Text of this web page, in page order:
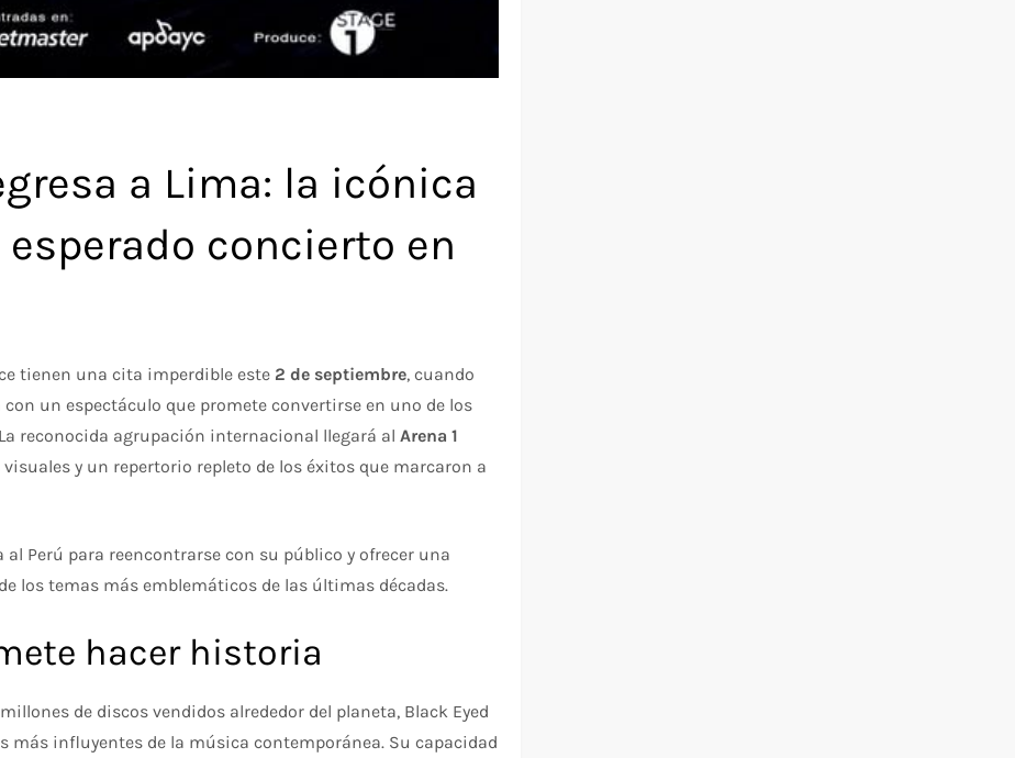
a Lima: la icónica
concierto en
tienen una cita imperdible este 2 de septiembre, cuando
un espectáculo que promete convertirse en uno de los
reconocida agrupación internacional llegará alArena 1
y un repertorio repleto de los éxitos que marcaron a
al Perú para reencontrarse con su público y ofrecer una
los temas más emblemáticos de las últimas décadas.
hacer historia
de discos vendidos alrededor del planeta, Black Eyed
más influyentes de la música contemporánea. Su capacidad